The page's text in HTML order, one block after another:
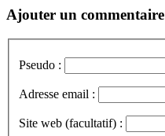
Ajouter un commentaire
Pseudo :
Adresse email :
Site web (facultatif) :